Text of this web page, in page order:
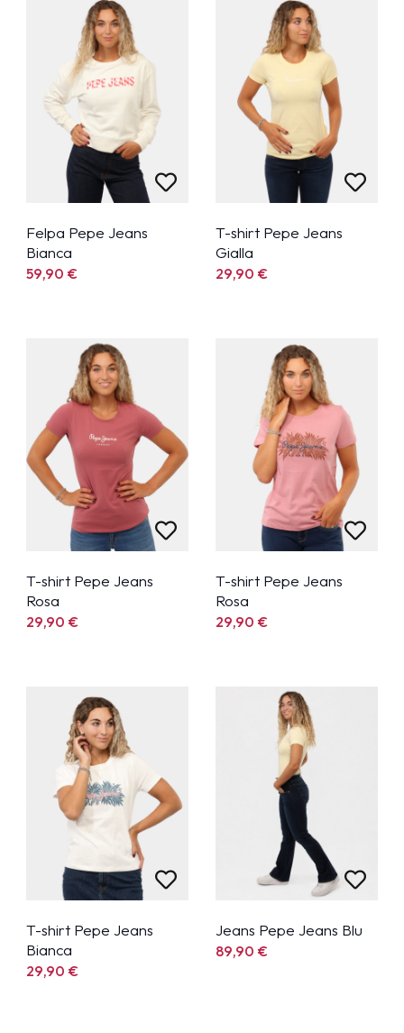
Felpa Pepe Jeans
Bianca
59,90€
T-shirt Pepe Jeans
Gialla
29,90€
T-shirt Pepe Jeans
Rosa
29,90€
T-shirt Pepe Jeans
Rosa
29,90€
T-shirt Pepe Jeans
Bianca
29,90€
Jeans Pepe Jeans Blu
89,90€